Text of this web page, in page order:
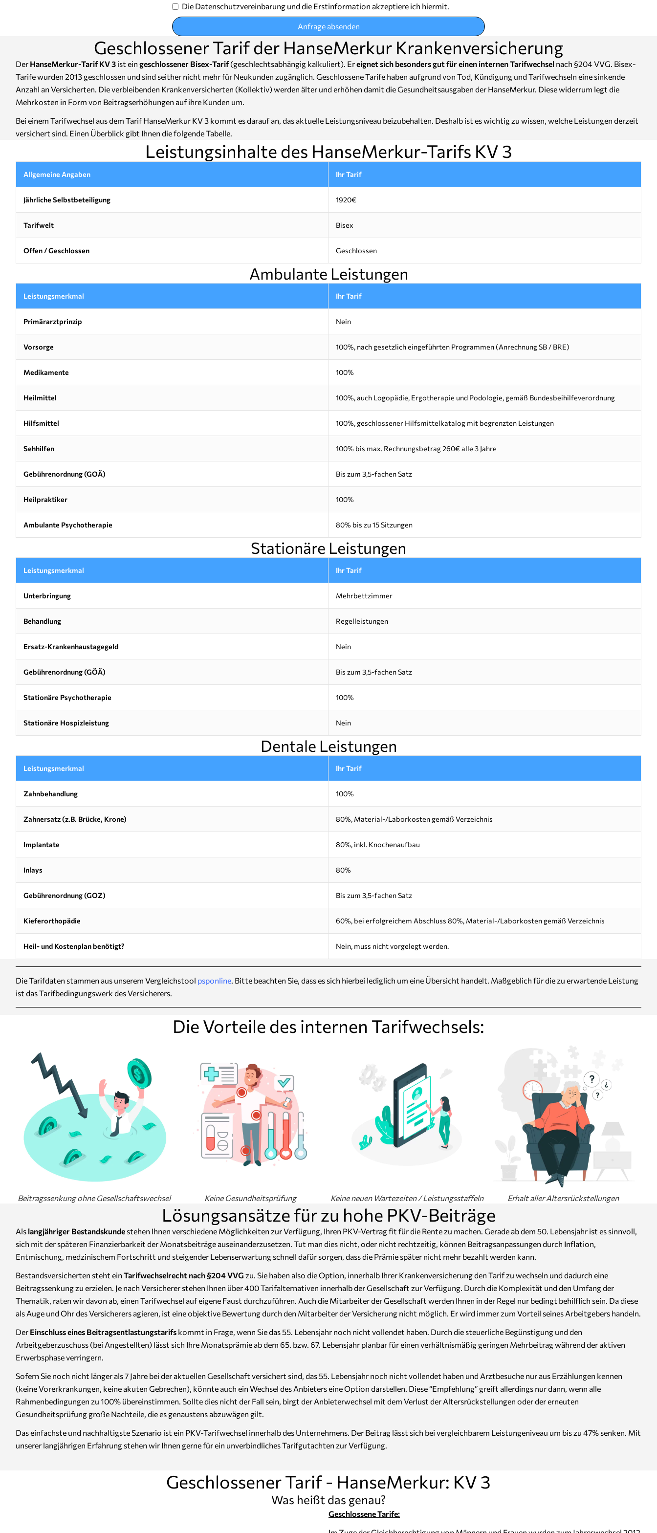
Die Datenschutzvereinbarung und die Erstinformation akzeptiere ich hiermit.
Anfrage absenden
Geschlossener Tarif der HanseMerkur Krankenversicherung
Der HanseMerkur-Tarif KV 3 ist ein geschlossener Bisex-Tarif(geschlechtsabhängig kalkuliert). Ereignet sich besonders gut für einen internen Tarifwechsel nach §204 VVG. Bisex-
Tarife wurden 2013 geschlossen und sind seither nicht mehr für Neukunden zugänglich. Geschlossene Tarife haben aufgrund von Tod, Kündigung und Tarifwechseln eine sinkende
Anzahl an Versicherten. Die verbleibenden Krankenversicherten (Kollektiv) werden älter und erhöhen damit die Gesundheitsausgaben der HanseMerkur. Diese widerrum legt die
Mehrkosten in Form von Beitragserhöhungen auf ihre Kunden um.
Bei einem Tarifwechsel aus dem Tarif HanseMerkur KV 3 kommt es darauf an, das aktuelle Leistungsniveau beizubehalten. Deshalb ist es wichtig zu wissen, welche Leistungen derzeit
versichert sind. Einen Überblick gibt Ihnen die folgende Tabelle.
Leistungsinhalte des HanseMerkur-Tarifs KV 3
Allgemeine Angaben Ihr Tarif
Jährliche Selbstbeteiligung 1920€
Tarifwelt Bisex
Offen / Geschlossen Geschlossen
Ambulante Leistungen
Leistungsmerkmal Ihr Tarif
Primärarztprinzip Nein
Vorsorge 100%, nach gesetzlich eingeführten Programmen (Anrechnung SB / BRE)
Medikamente 100%
Heilmittel 100%, auch Logopädie, Ergotherapie und Podologie, gemäß Bundesbeihilfeverordnung
Hilfsmittel 100%, geschlossener Hilfsmittelkatalog mit begrenzten Leistungen
Sehhilfen 100% bis max. Rechnungsbetrag 260€ alle 3 Jahre
Gebührenordnung (GOÄ) Bis zum 3,5-fachen Satz
Heilpraktiker 100%
Ambulante Psychotherapie 80% bis zu 15 Sitzungen
Stationäre Leistungen
Leistungsmerkmal Ihr Tarif
Unterbringung Mehrbettzimmer
Behandlung Regelleistungen
Ersatz-Krankenhaustagegeld Nein
Gebührenordnung (GÖÄ) Bis zum 3,5-fachen Satz
Stationäre Psychotherapie 100%
Stationäre Hospizleistung Nein
Dentale Leistungen
Leistungsmerkmal Ihr Tarif
Zahnbehandlung 100%
Zahnersatz (z.B. Brücke, Krone) 80%, Material-/Laborkosten gemäß Verzeichnis
Implantate 80%, inkl. Knochenaufbau
Inlays 80%
Gebührenordnung (GOZ) Bis zum 3,5-fachen Satz
Kieferorthopädie 60%, bei erfolgreichem Abschluss 80%, Material-/Laborkosten gemäß Verzeichnis
Heil- und Kostenplan benötigt? Nein, muss nicht vorgelegt werden.
Die Tarifdaten stammen aus unserem Vergleichstool psponline. Bitte beachten Sie, dass es sich hierbei lediglich um eine Übersicht handelt. Maßgeblich für die zu erwartende Leistung
ist das Tarifbedingungswerk des Versicherers.
Die Vorteile des internen Tarifwechsels:
Beitragssenkung ohne Gesellschaftswechsel Keine Gesundheitsprüfung Keine neuen Wartezeiten / Leistungsstaffeln Erhalt aller Altersrückstellungen
Lösungsansätze für zu hohe PKV-Beiträge
Als langjähriger Bestandskunde stehen Ihnen verschiedene Möglichkeiten zur Verfügung, Ihren PKV-Vertrag fit für die Rente zu machen. Gerade ab dem 50. Lebensjahr ist es sinnvoll,
sich mit der späteren Finanzierbarkeit der Monatsbeiträge auseinanderzusetzen. Tut man dies nicht, oder nicht rechtzeitig, können Beitragsanpassungen durch Inflation,
Entmischung, medzinischem Fortschritt und steigender Lebenserwartung schnell dafür sorgen, dass die Prämie später nicht mehr bezahlt werden kann.
Bestandsversicherten steht ein Tarifwechselrecht nach §204 VVG zu. Sie haben also die Option, innerhalb Ihrer Krankenversicherung den Tarif zu wechseln und dadurch eine
Beitragssenkung zu erzielen. Je nach Versicherer stehen Ihnen über 400 Tarifalternativen innerhalb der Gesellschaft zur Verfügung. Durch die Komplexität und den Umfang der
Thematik, raten wir davon ab, einen Tarifwechsel auf eigene Faust durchzuführen. Auch die Mitarbeiter der Gesellschaft werden Ihnen in der Regel nur bedingt behilflich sein. Da diese
als Auge und Ohr des Versicherers agieren, ist eine objektive Bewertung durch den Mitarbeiter der Versicherung nicht möglich. Er wird immer zum Vorteil seines Arbeitgebers handeln.
Der Einschluss eines Beitragsentlastungstarifs kommt in Frage, wenn Sie das 55. Lebensjahr noch nicht vollendet haben. Durch die steuerliche Begünstigung und den
Arbeitgeberzuschuss (bei Angestellten) lässt sich Ihre Monatsprämie ab dem 65. bzw. 67. Lebensjahr planbar für einen verhältnismäßig geringen Mehrbeitrag während der aktiven
Erwerbsphase verringern.
Sofern Sie noch nicht länger als 7 Jahre bei der aktuellen Gesellschaft versichert sind, das 55. Lebensjahr noch nicht vollendet haben und Arztbesuche nur aus Erzählungen kennen
(keine Vorerkrankungen, keine akuten Gebrechen), könnte auch ein Wechsel des Anbieters eine Option darstellen. Diese “Empfehlung” greift allerdings nur dann, wenn alle
Rahmenbedingungen zu 100% übereinstimmen. Sollte dies nicht der Fall sein, birgt der Anbieterwechsel mit dem Verlust der Altersrückstellungen oder der erneuten
Gesundheitsprüfung große Nachteile, die es genaustens abzuwägen gilt.
Das einfachste und nachhaltigste Szenario ist ein PKV-Tarifwechsel innerhalb des Unternehmens. Der Beitrag lässt sich bei vergleichbarem Leistungeniveau um bis zu 47% senken. Mit
unserer langjährigen Erfahrung stehen wir Ihnen gerne für ein unverbindliches Tarifgutachten zur Verfügung.
Geschlossener Tarif - HanseMerkur: KV 3
Was heißt das genau?
Geschlossene Tarife: